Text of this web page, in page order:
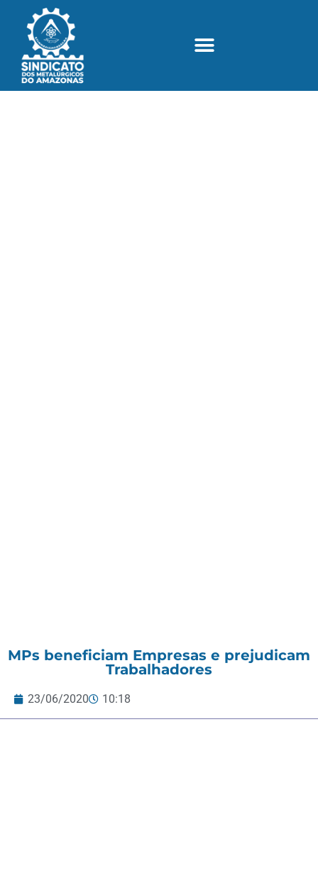
MPs beneficiam Empresas e prejudicam
Trabalhadores
23/06/2020 10:18